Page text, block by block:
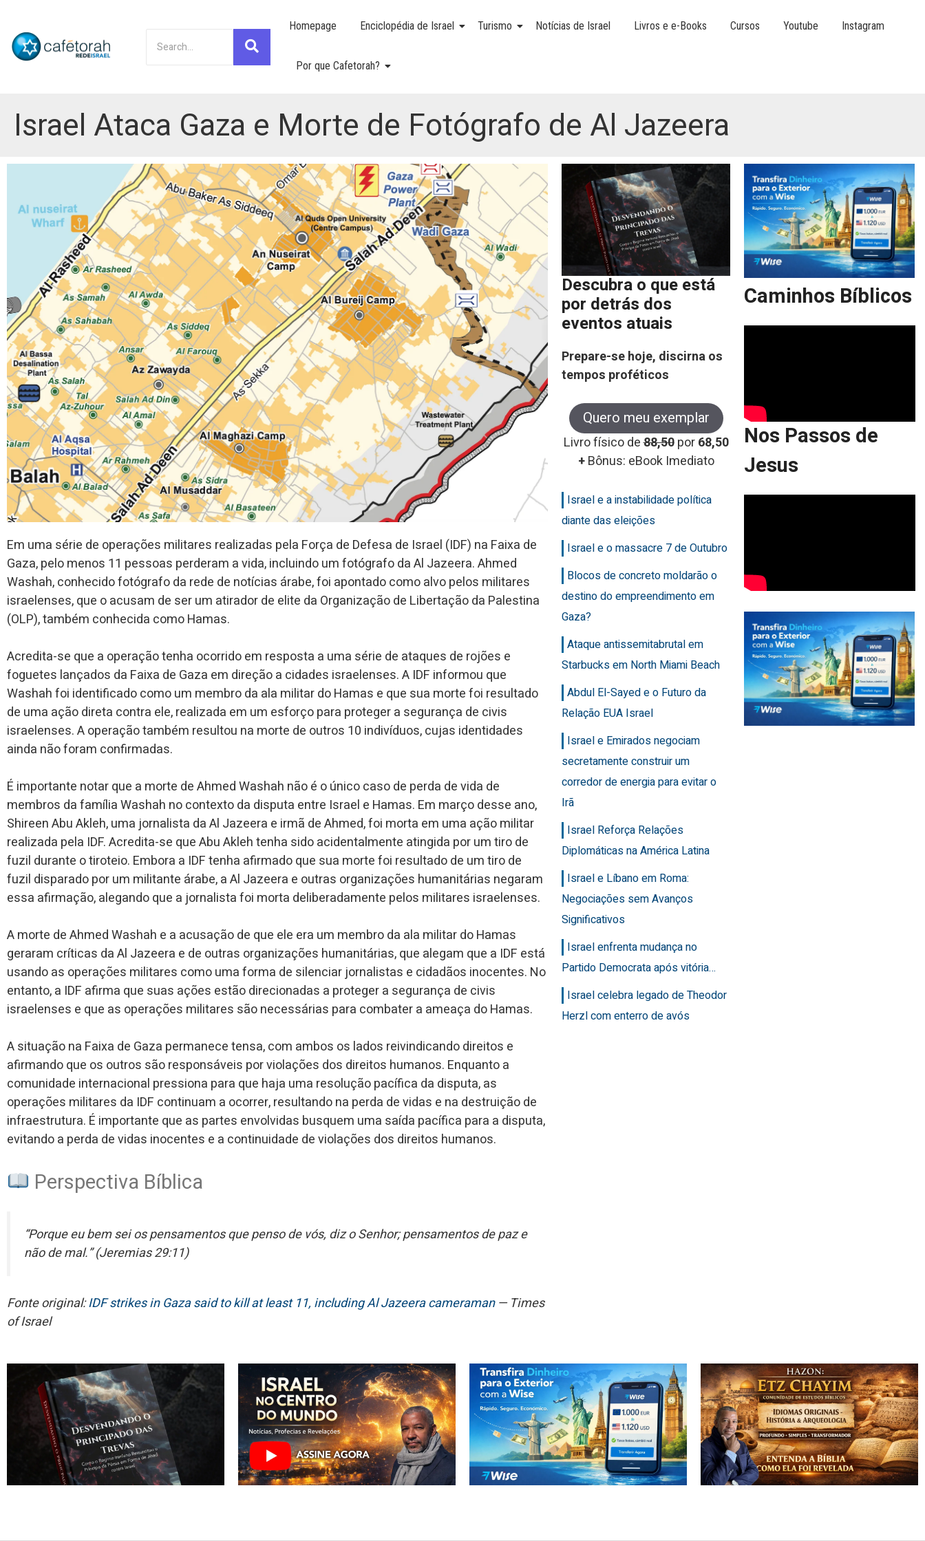
Homepage Enciclopédia de Israel Turismo Notícias de Israel Livros e e-Books Cursos Youtube Instagram
Por que Cafetorah?
Israel Ataca Gaza e Morte de Fotógrafo de Al Jazeera
Em uma série de operações militares realizadas pela Força de Defesa de Israel (IDF) na Faixa de
Gaza, pelo menos 11 pessoas perderam a vida, incluindo um fotógrafo da Al Jazeera. Ahmed
Washah, conhecido fotógrafo da rede de notícias árabe, foi apontado como alvo pelos militares
israelenses, que o acusam de ser um atirador de elite da Organização de Libertação da Palestina
(OLP), também conhecida como Hamas.
Acredita-se que a operação tenha ocorrido em resposta a uma série de ataques de rojões e
foguetes lançados da Faixa de Gaza em direção a cidades israelenses. A IDF informou que
Washah foi identificado como um membro da ala militar do Hamas e que sua morte foi resultado
de uma ação direta contra ele, realizada em um esforço para proteger a segurança de civis
israelenses. A operação também resultou na morte de outros 10 indivíduos, cujas identidades
ainda não foram confirmadas.
É importante notar que a morte de Ahmed Washah não é o único caso de perda de vida de
membros da família Washah no contexto da disputa entre Israel e Hamas. Em março desse ano,
Shireen Abu Akleh, uma jornalista da Al Jazeera e irmã de Ahmed, foi morta em uma ação militar
realizada pela IDF. Acredita-se que Abu Akleh tenha sido acidentalmente atingida por um tiro de
fuzil durante o tiroteio. Embora a IDF tenha afirmado que sua morte foi resultado de um tiro de
fuzil disparado por um militante árabe, a Al Jazeera e outras organizações humanitárias negaram
essa afirmação, alegando que a jornalista foi morta deliberadamente pelos militares israelenses.
A morte de Ahmed Washah e a acusação de que ele era um membro da ala militar do Hamas
geraram críticas da Al Jazeera e de outras organizações humanitárias, que alegam que a IDF está
usando as operações militares como uma forma de silenciar jornalistas e cidadãos inocentes. No
entanto, a IDF afirma que suas ações estão direcionadas a proteger a segurança de civis
israelenses e que as operações militares são necessárias para combater a ameaça do Hamas.
A situação na Faixa de Gaza permanece tensa, com ambos os lados reivindicando direitos e
afirmando que os outros são responsáveis por violações dos direitos humanos. Enquanto a
comunidade internacional pressiona para que haja uma resolução pacífica da disputa, as
operações militares da IDF continuam a ocorrer, resultando na perda de vidas e na destruição de
infraestrutura. É importante que as partes envolvidas busquem uma saída pacífica para a disputa,
evitando a perda de vidas inocentes e a continuidade de violações dos direitos humanos.
Perspectiva Bíblica
“Porque eu bem sei os pensamentos que penso de vós, diz o Senhor; pensamentos de paz e
não de mal.” (Jeremias 29:11)
Fonte original:IDF strikes in Gaza said to kill at least 11, including Al Jazeera cameraman— Times
of Israel
Descubra o que está
por detrás dos
eventos atuais
Prepare-se hoje, discirna os
tempos proféticos
Quero meu exemplar
Livro físico de88,50 por68,50
+Bônus: eBook Imediato
Israel e a instabilidade política
diante das eleições
Israel e o massacre 7 de Outubro
Blocos de concreto moldarão o
destino do empreendimento em
Gaza?
Ataque antissemitabrutal em
Starbucks em North Miami Beach
Abdul El-Sayed e o Futuro da
Relação EUA Israel
Israel e Emirados negociam
secretamente construir um
corredor de energia para evitar o
Irã
Israel Reforça Relações
Diplomáticas na América Latina
Israel e Líbano em Roma:
Negociações sem Avanços
Significativos
Israel enfrenta mudança no
Partido Democrata após vitória…
Israel celebra legado de Theodor
Herzl com enterro de avós
Caminhos Bíblicos
Nos Passos de
Jesus